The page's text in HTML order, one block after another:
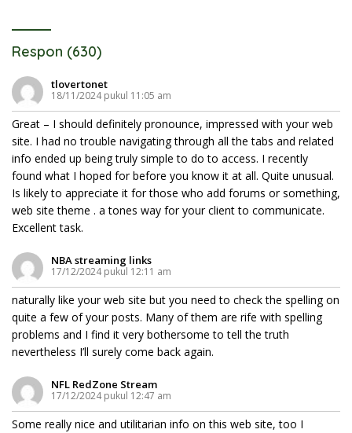
Respon (630)
tlovertonet
18/11/2024 pukul 11:05 am
Great – I should definitely pronounce, impressed with your web
site. I had no trouble navigating through all the tabs and related
info ended up being truly simple to do to access. I recently
found what I hoped for before you know it at all. Quite unusual.
Is likely to appreciate it for those who add forums or something,
web site theme . a tones way for your client to communicate.
Excellent task.
NBA streaming links
17/12/2024 pukul 12:11 am
naturally like your web site but you need to check the spelling on
quite a few of your posts. Many of them are rife with spelling
problems and I find it very bothersome to tell the truth
nevertheless I’ll surely come back again.
NFL RedZone Stream
17/12/2024 pukul 12:47 am
Some really nice and utilitarian info on this web site, too I